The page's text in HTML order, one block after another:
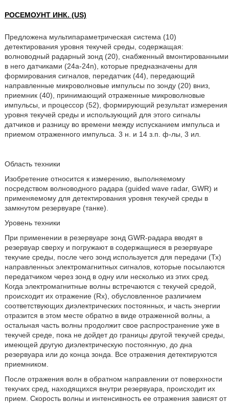
РОСЕМОУНТ ИНК. (US)
Предложена мультипараметрическая система (10)
детектирования уровня текучей среды, содержащая:
волноводный радарный зонд (20), снабженный вмонтированными
в него датчиками (24а-24n), которые предназначены для
формирования сигналов, передатчик (44), передающий
направленные микроволновые импульсы по зонду (20) вниз,
приемник (40), принимающий отраженные микроволновые
импульсы, и процессор (52), формирующий результат измерения
уровня текучей среды и использующий для этого сигналы
датчиков и разницу во времени между испусканием импульса и
приемом отраженного импульса. 3 н. и 14 з.п. ф-лы, 3 ил.
Область техники
Изобретение относится к измерению, выполняемому
посредством волноводного радара (guided wave radar, GWR) и
применяемому для детектирования уровня текучей среды в
замкнутом резервуаре (танке).
Уровень техники
При применении в резервуаре зонд GWR-радара вводят в
резервуар сверху и погружают в содержащиеся в резервуаре
текучие среды, после чего зонд используется для передачи (Тх)
направленных электромагнитных сигналов, которые посылаются
передатчиком через зонд в одну или несколько из этих сред.
Когда электромагнитные волны встречаются с текучей средой,
происходит их отражение (Rx), обусловленное различием
соответствующих диэлектрических постоянных, и часть энергии
отразится в этом месте обратно в виде отраженной волны, а
остальная часть волны продолжит свое распространение уже в
текучей среде, пока не дойдет до границы другой текучей среды,
имеющей другую диэлектрическую постоянную, до дна
резервуара или до конца зонда. Все отражения детектируются
приемником.
После отражения волн в обратном направлении от поверхности
текучих сред, находящихся внутри резервуара, происходит их
прием. Скорость волны и интенсивность ее отражения зависят от